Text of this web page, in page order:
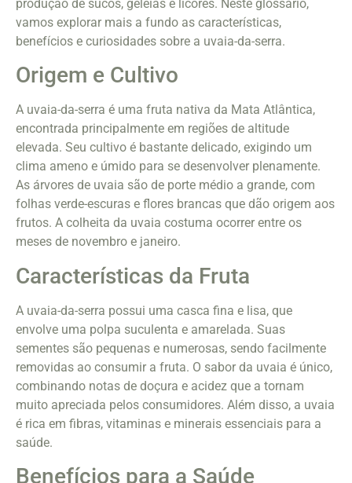
produção de sucos, geleias e licores. Neste glossário,
vamos explorar mais a fundo as características,
benefícios e curiosidades sobre a uvaia-da-serra.
Origem e Cultivo
A uvaia-da-serra é uma fruta nativa da Mata Atlântica,
encontrada principalmente em regiões de altitude
elevada. Seu cultivo é bastante delicado, exigindo um
clima ameno e úmido para se desenvolver plenamente.
As árvores de uvaia são de porte médio a grande, com
folhas verde-escuras e flores brancas que dão origem aos
frutos. A colheita da uvaia costuma ocorrer entre os
meses de novembro e janeiro.
Características da Fruta
A uvaia-da-serra possui uma casca fina e lisa, que
envolve uma polpa suculenta e amarelada. Suas
sementes são pequenas e numerosas, sendo facilmente
removidas ao consumir a fruta. O sabor da uvaia é único,
combinando notas de doçura e acidez que a tornam
muito apreciada pelos consumidores. Além disso, a uvaia
é rica em fibras, vitaminas e minerais essenciais para a
saúde.
Benefícios para a Saúde